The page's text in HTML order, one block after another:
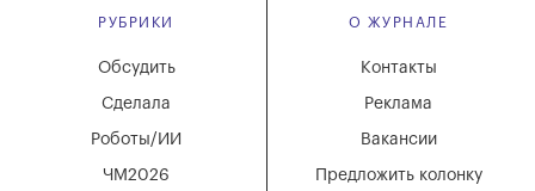
РУБРИКИ
Обсудить
Сделала
Роботы/ИИ
ЧМ2026
О ЖУРНАЛЕ
Вакансии
Реклама
Контакты
Предложить колонку